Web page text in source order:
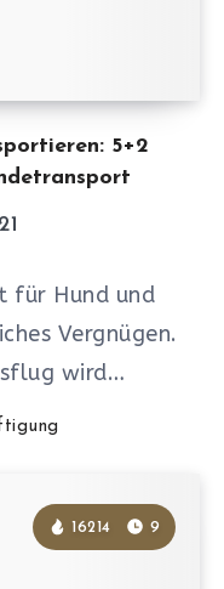
5+2
für Hund und
Vergnügen.
wird…
16214 9